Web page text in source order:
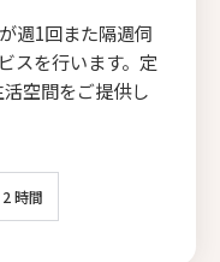
週1回また隔週伺
スを行います。定
空間をご提供し
時間